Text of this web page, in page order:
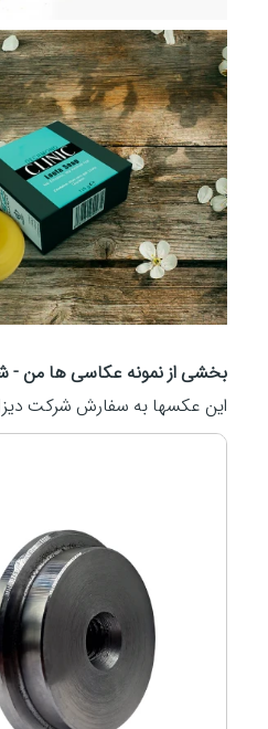
بخشی از نمونه عکاسی ها من -
این عکسها به سفارش شرکت